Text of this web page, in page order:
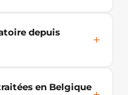
depuis
en Belgique